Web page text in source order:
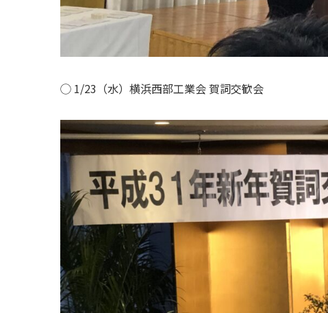
◯ 1/23（水）横浜西部工業会 賀詞交歓会